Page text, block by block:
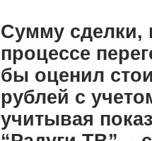
Сумму сделки,
процессе
бы оценил
рублей с
учитывая